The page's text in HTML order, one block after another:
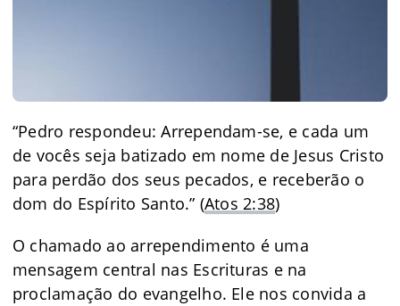
“Pedro respondeu: Arrependam-se, e cada um
de vocês seja batizado em nome de Jesus Cristo
para perdão dos seus pecados, e receberão o
dom do Espírito Santo.” (Atos 2:38)
O chamado ao arrependimento é uma
mensagem central nas Escrituras e na
proclamação do evangelho. Ele nos convida a